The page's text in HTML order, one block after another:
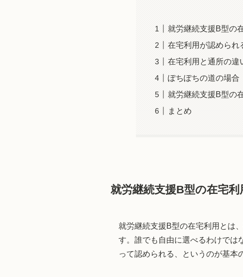
就労継続支援B型の
在宅利用が認められ
在宅利用と通所の違
ぽちぽちの道の場合
就労継続支援B型の
まとめ
就労継続支援B型の在宅
就労継続支援B型の在宅利用とは
す。誰でも自由に選べるわけでは
って認められる、というのが基本